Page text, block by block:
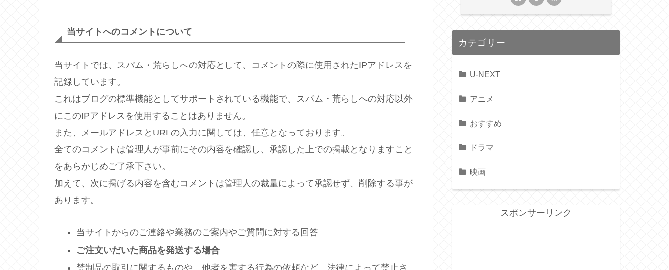
当サイトへのコメントについて
当サイトでは、スパム・荒らしへの対応として、コメントの際に使用されたIPアドレスを
記録しています。
これはブログの標準機能としてサポートされている機能で、スパム・荒らしへの対応以外
にこのIPアドレスを使用することはありません。
また、メールアドレスとURLの入力に関しては、任意となっております。
全てのコメントは管理人が事前にその内容を確認し、承認した上での掲載となりますこと
をあらかじめご了承下さい。
加えて、次に掲げる内容を含むコメントは管理人の裁量によって承認せず、削除する事が
あります。
当サイトからのご連絡や業務のご案内やご質問に対する回答
ご注文いだいた商品を発送する場合
禁制品の取引に関するものや、他者を害する行為の依頼など、法律によって禁止さ
カテゴリー
U-NEXT
アニメ
おすすめ
ドラマ
映画
スポンサーリンク